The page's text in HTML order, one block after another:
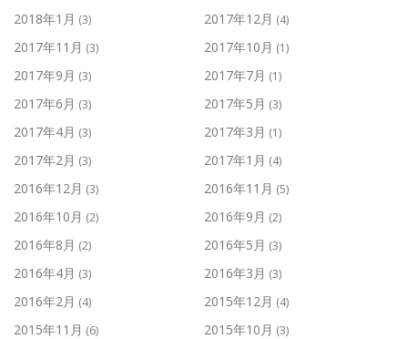
2018年1月 (3) 2017年12月 (4)
2017年11月 (3) 2017年10月 (1)
2017年9月 (3) 2017年7月 (1)
2017年6月 (3) 2017年5月 (3)
2017年4月 (3) 2017年3月 (1)
2017年2月 (3) 2017年1月 (4)
2016年12月 (3) 2016年11月 (5)
2016年10月 (2) 2016年9月 (2)
2016年8月 (2) 2016年5月 (3)
2016年4月 (3) 2016年3月 (3)
2016年2月 (4) 2015年12月 (4)
2015年11月 (6) 2015年10月 (3)